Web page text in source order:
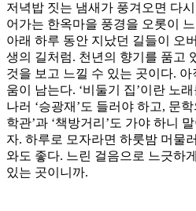
저녁밥 짓는 냄새가 풍겨오면 다
어가는 한옥마을 풍경을 오롯이
아래 하루 동안 지났던 길들이 오
생의 길처럼. 천년의 향기를 품고
것을 보고 느낄 수 있는 곳이다.
움이 남는다. ‘비둘기 집’이란 노
나러 ‘승광재’도 들러야 하고, 문
학관’과 ‘책방거리’도 가야 하니
자. 하루로 모자라면 하룻밤 머물
와도 좋다. 느린 걸음으로 느긋하
있는 곳이니까.